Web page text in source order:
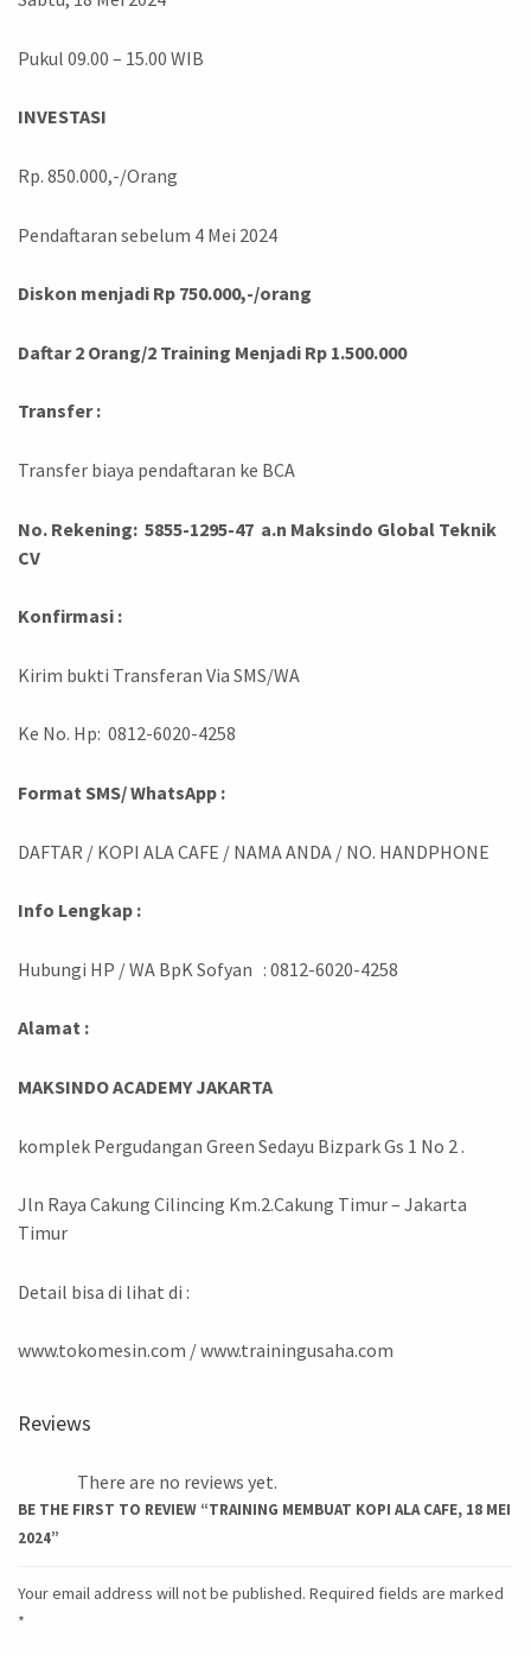
Pukul 09.00 – 15.00 WIB
INVESTASI
Rp. 850.000,-/Orang
Pendaftaran sebelum 4 Mei 2024
Diskon menjadi Rp 750.000,-/orang
Daftar 2 Orang/2 Training Menjadi Rp 1.500.000
Transfer :
Transfer biaya pendaftaran ke BCA
No. Rekening: 5855-1295-47 a.n Maksindo Global Teknik
CV
Konfirmasi :
Kirim bukti Transferan Via SMS/WA
Ke No. Hp: 0812-6020-4258
Format SMS/ WhatsApp :
DAFTAR / KOPI ALA CAFE / NAMA ANDA / NO. HANDPHONE
Info Lengkap :
Hubungi HP / WA BpK Sofyan : 0812-6020-4258
Alamat :
MAKSINDO ACADEMY JAKARTA
komplek Pergudangan Green Sedayu Bizpark Gs 1 No 2 .
Jln Raya Cakung Cilincing Km.2.Cakung Timur – Jakarta
Timur
Detail bisa di lihat di :
www.tokomesin.com / www.trainingusaha.com
Reviews
There are no reviews yet.
BE THE FIRST TO REVIEW “TRAINING MEMBUAT KOPI ALA CAFE, 18 MEI
2024”
Your email address will not be published. Required fields are marked
*